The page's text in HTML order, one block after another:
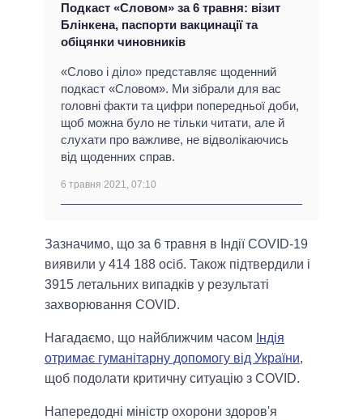
Подкаст «Словом» за 6 травня: візит
Блінкена, паспорти вакцинації та
обіцянки чиновників
«Слово і діло» представляє щоденний
подкаст «Словом». Ми зібрали для вас
головні факти та цифри попередньої доби,
щоб можна було не тільки читати, але й
слухати про важливе, не відволікаючись
від щоденних справ.
6 травня 2021, 07:10
Зазначимо, що за 6 травня в Індії COVID-19
виявили у 414 188 осіб. Також підтвердили і
3915 летальних випадків у результаті
захворювання COVID.
Нагадаємо, що найближчим часом Індія
отримає гуманітарну допомогу від України,
щоб подолати критичну ситуацію з COVID.
Напередодні міністр охорони здоров'я